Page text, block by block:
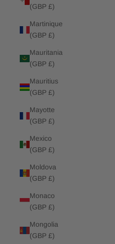
(GBP £)
Martinique
(GBP £)
Mauritania
(GBP £)
Mauritius
(GBP £)
Mayotte
(GBP £)
Mexico
(GBP £)
Moldova
(GBP £)
Monaco
(GBP £)
Mongolia
(GBP £)